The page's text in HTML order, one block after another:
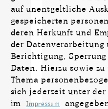
auf unentgeltliche
gespeicherten
deren Herkunft und
der Daten­verarbeitung
Berichtigung,
Daten. Hierzu sowie
Thema
sich jederzeit unter der
im
Impressum